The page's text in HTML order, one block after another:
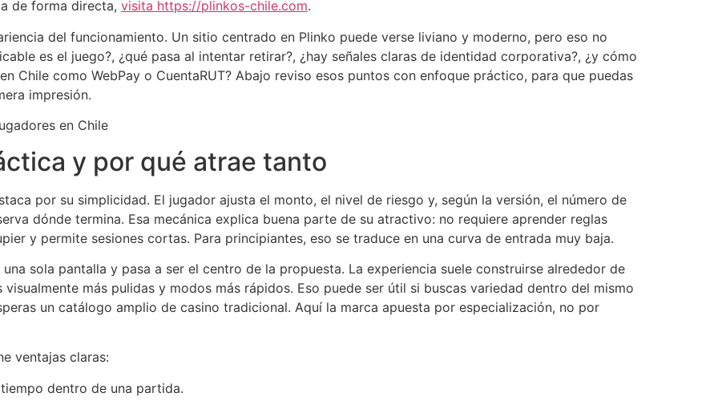
de forma directa, visita https://plinkos-chile.com.
del funcionamiento. Un sitio centrado en Plinko puede verse liviano y moderno, pero eso no
es el juego?, ¿qué pasa al intentar retirar?, ¿hay señales claras de identidad corporativa?, ¿y cómo
Chile como WebPay o CuentaRUT? Abajo reviso esos puntos con enfoque práctico, para que puedas
impresión.
y por qué atrae tanto
por su simplicidad. El jugador ajusta el monto, el nivel de riesgo y, según la versión, el número de
dónde termina. Esa mecánica explica buena parte de su atractivo: no requiere aprender reglas
y permite sesiones cortas. Para principiantes, eso se traduce en una curva de entrada muy baja.
sola pantalla y pasa a ser el centro de la propuesta. La experiencia suele construirse alrededor de
más pulidas y modos más rápidos. Eso puede ser útil si buscas variedad dentro del mismo
un catálogo amplio de casino tradicional. Aquí la marca apuesta por especialización, no por
ventajas claras:
dentro de una partida.